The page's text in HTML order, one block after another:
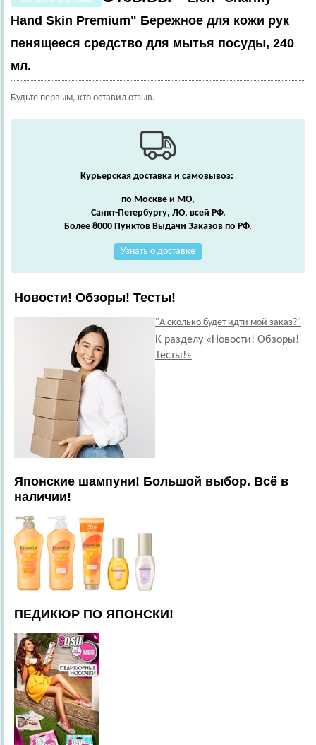
Hand Skin Premium" Бережное для кожи рук
пенящееся средство для мытья посуды, 240
мл.
Будьте первым, кто оставил отзыв.
Курьерская доставка и самовывоз:
по Москве и МО,
Санкт-Петербургу, ЛО, всей РФ.
Более 8000 Пунктов Выдачи Заказов по РФ.
Узнать о доставке
Новости! Обзоры! Тесты!
"А сколько будет идти мой заказ?"
К разделу «Новости! Обзоры!
Тесты!»
Японские шампуни! Большой выбор. Всё в
наличии!
ПЕДИКЮР ПО ЯПОНСКИ!